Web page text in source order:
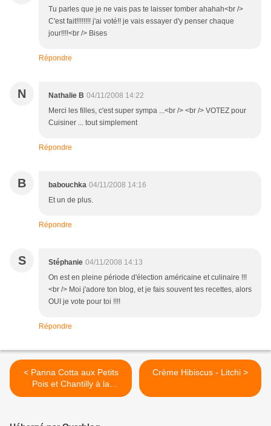
Tu parles que je ne vais pas te laisser tomber ahahah<br />
C'est fait!!!!!!!! j'ai voté!! je vais essayer d'y penser chaque
jour!!!!<br /> Bises
Répondre
N Nathalie B 04/11/2008 14:22
Merci les filles, c'est super sympa ...<br /> <br /> VOTEZ pour
Cuisiner ... tout simplement
Répondre
B babouchka 04/11/2008 14:16
Et un de plus.
Répondre
S Stéphanie 04/11/2008 14:13
On est en pleine période d'élection américaine et culinaire !!!
<br /> Moi j'adore ton blog, et je fais souvent tes recettes, alors
OUI je vote pour toi !!!!
Répondre
< Panna Cotta aux Petits
Pois et Chantilly à la
Menthe
Crème Hibiscus - Litchi >